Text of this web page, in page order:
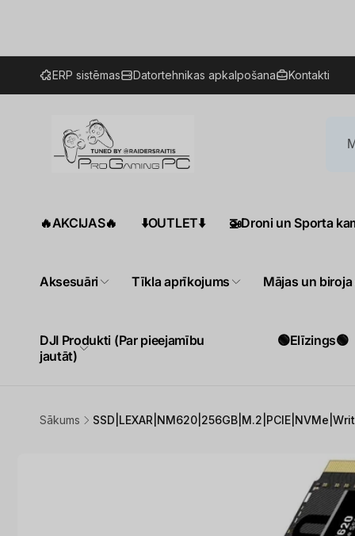
ERP sistēmas Datortehnikas apkalpošana Kontakti
🔥AKCIJAS🔥 ⬇️OUTLET⬇️ 🚁Droni un Sporta
Aksesuāri Tīkla aprīkojums Mājas un
DJI Produkti (Par pieejamību
jautāt)
🟢Elīzings🟢
Sākums